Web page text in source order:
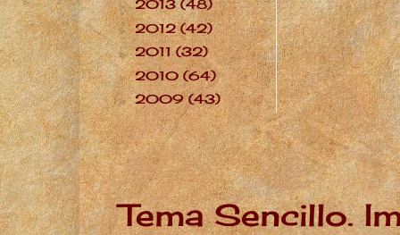
►2013(48)
►2012(42)
►2011(32)
►2010(64)
►2009(43)
Tema Sencillo.